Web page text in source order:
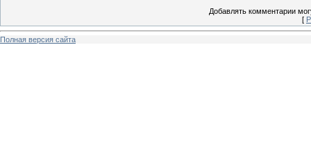
Добавлять комментарии
[
Полная версия сайта